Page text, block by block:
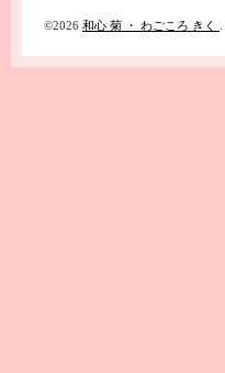
©2026 和心 菊 ・ わごころ きく